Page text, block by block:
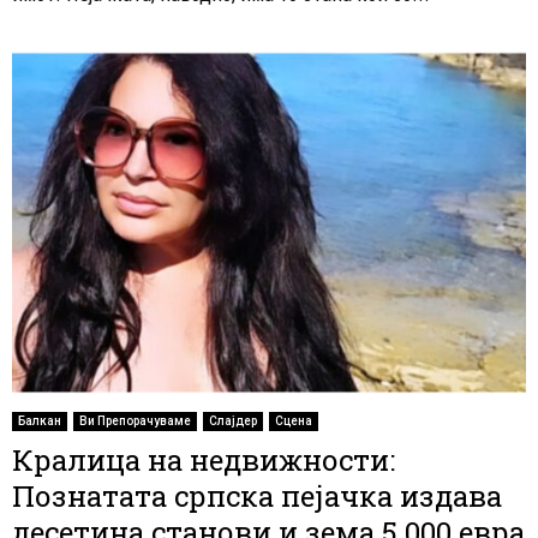
Балкан Ви Препорачуваме Слајдер Сцена
Кралица на недвижности:
Познатата српска пејачка издава